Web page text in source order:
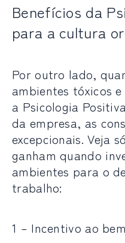
Benefícios da
para a cultura
Por outro lado,
ambientes tóxicos
a Psicologia
da empresa, as
excepcionais. Veja
ganham quando
ambientes para o
trabalho:
1 – Incentivo ao